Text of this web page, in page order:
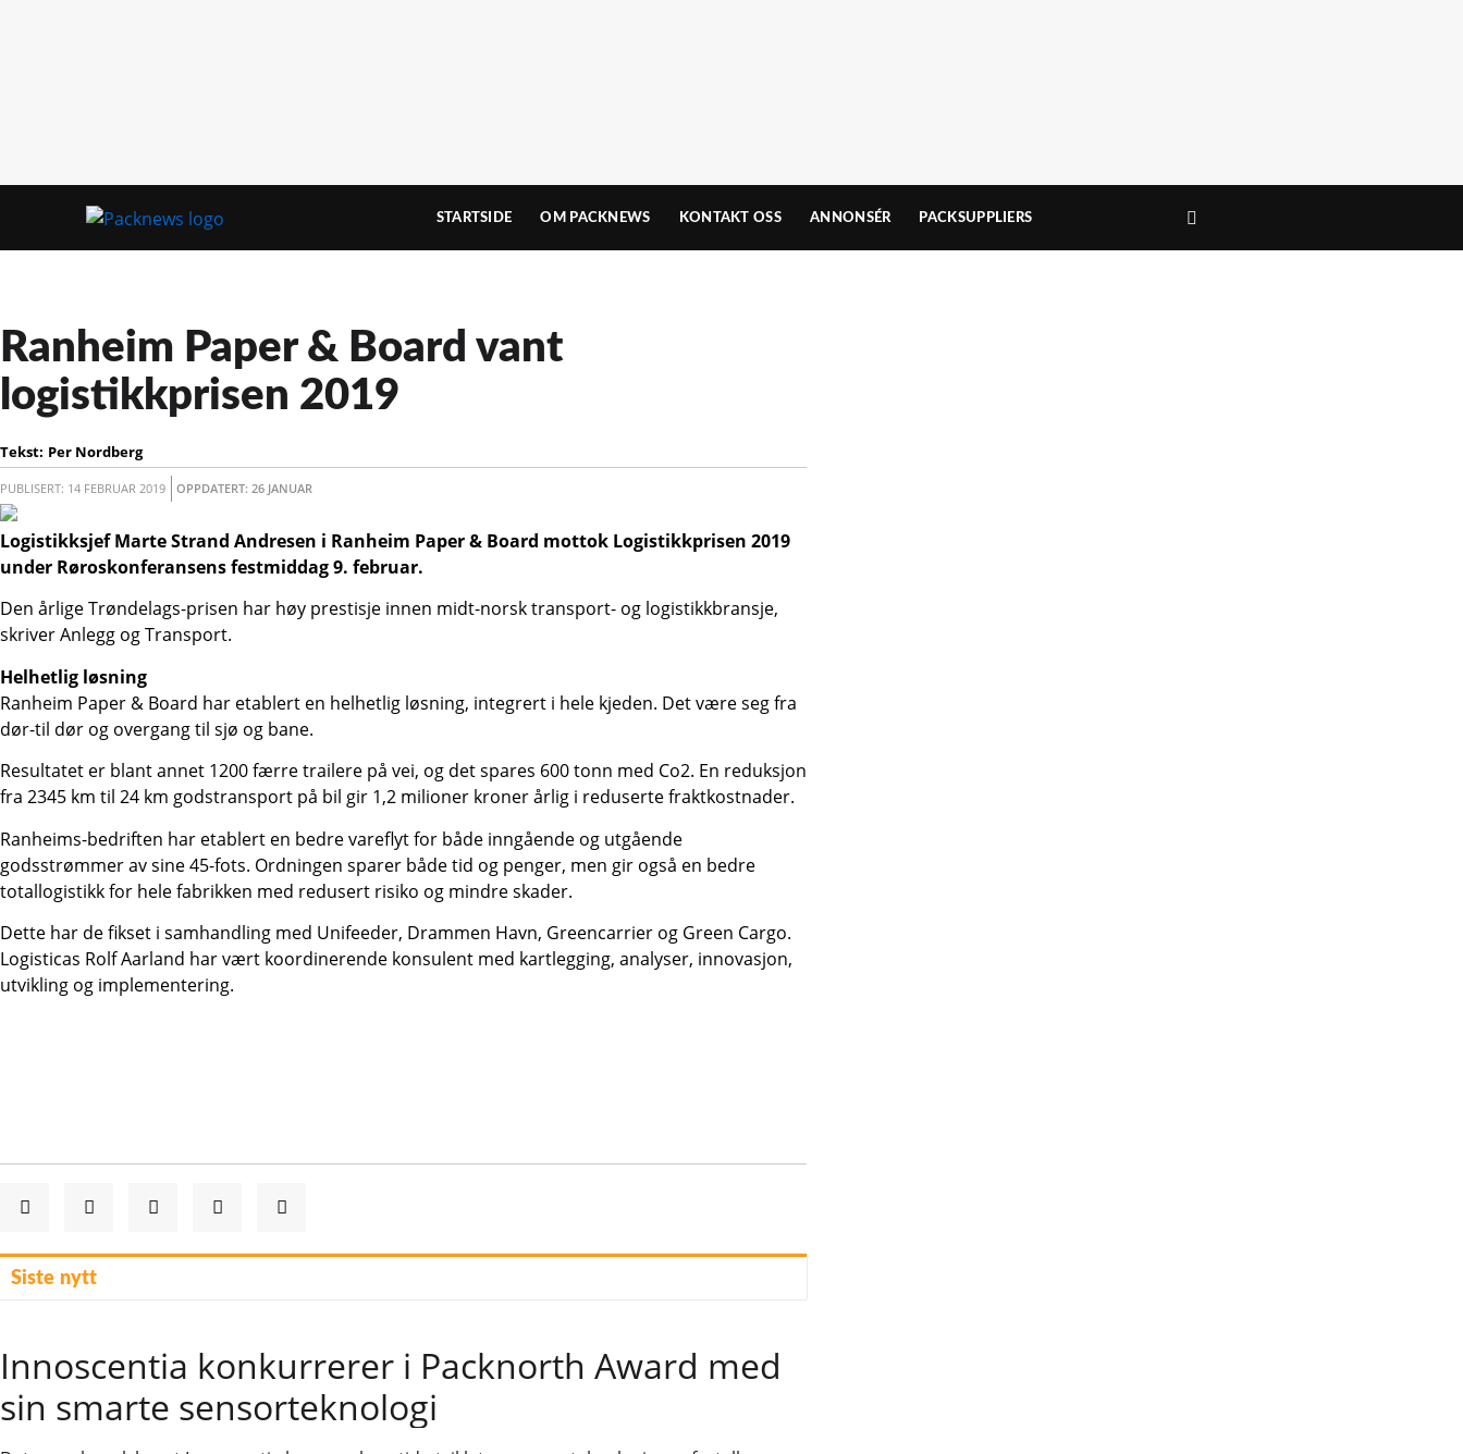
STARTSIDE OM PACKNEWS KONTAKT OSS ANNONSÉR PACKSUPPLIERS
Ranheim Paper & Board vant
logistikkprisen 2019
Tekst: Per Nordberg
PUBLISERT: 14 FEBRUAR 2019 OPPDATERT: 26 JANUAR
Logistikksjef Marte Strand Andresen i Ranheim Paper & Board mottok Logistikkprisen 2019
under Røroskonferansens festmiddag 9. februar.
Den årlige Trøndelags-prisen har høy prestisje innen midt-norsk transport- og logistikkbransje,
skriver Anlegg og Transport.
Helhetlig løsning
Ranheim Paper & Board har etablert en helhetlig løsning, integrert i hele kjeden. Det være seg fra
dør-til dør og overgang til sjø og bane.
Resultatet er blant annet 1200 færre trailere på vei, og det spares 600 tonn med Co2. En reduksjon
fra 2345 km til 24 km godstransport på bil gir 1,2 milioner kroner årlig i reduserte fraktkostnader.
Ranheims-bedriften har etablert en bedre vareflyt for både inngående og utgående
godsstrømmer av sine 45-fots. Ordningen sparer både tid og penger, men gir også en bedre
totallogistikk for hele fabrikken med redusert risiko og mindre skader.
Dette har de fikset i samhandling med Unifeeder, Drammen Havn, Greencarrier og Green Cargo.
Logisticas Rolf Aarland har vært koordinerende konsulent med kartlegging, analyser, innovasjon,
utvikling og implementering.
Siste nytt
Innoscentia konkurrerer i Packnorth Award med
sin smarte sensorteknologi